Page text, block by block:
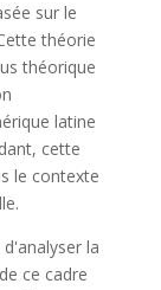
sur le
théorie
théorique
latine
cette
le contexte
la
ce cadre